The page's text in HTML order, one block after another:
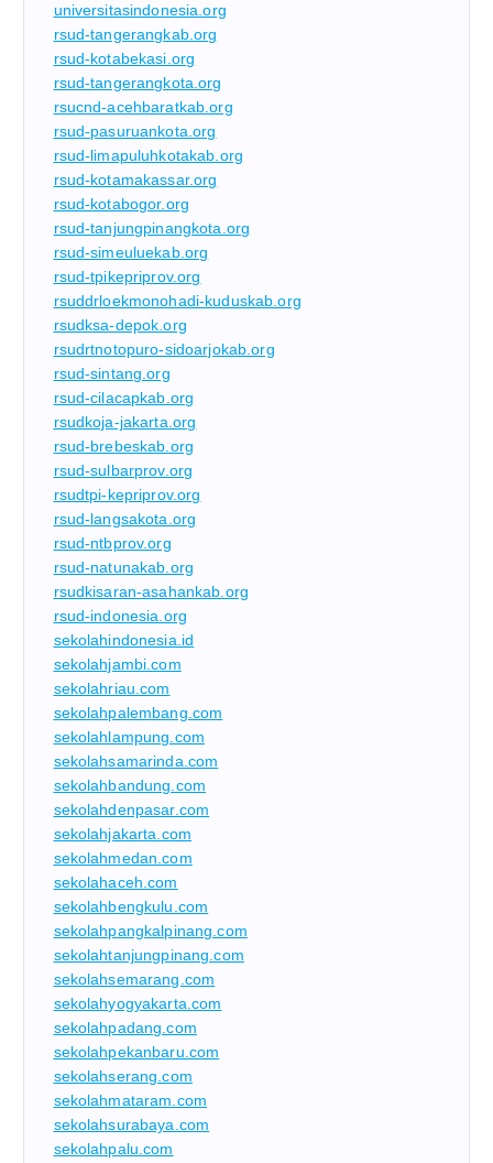
universitasindonesia.org
rsud-tangerangkab.org
rsud-kotabekasi.org
rsud-tangerangkota.org
rsucnd-acehbaratkab.org
rsud-pasuruankota.org
rsud-limapuluhkotakab.org
rsud-kotamakassar.org
rsud-kotabogor.org
rsud-tanjungpinangkota.org
rsud-simeuluekab.org
rsud-tpikepriprov.org
rsuddrloekmonohadi-kuduskab.org
rsudksa-depok.org
rsudrtnotopuro-sidoarjokab.org
rsud-sintang.org
rsud-cilacapkab.org
rsudkoja-jakarta.org
rsud-brebeskab.org
rsud-sulbarprov.org
rsudtpi-kepriprov.org
rsud-langsakota.org
rsud-ntbprov.org
rsud-natunakab.org
rsudkisaran-asahankab.org
rsud-indonesia.org
sekolahindonesia.id
sekolahjambi.com
sekolahriau.com
sekolahpalembang.com
sekolahlampung.com
sekolahsamarinda.com
sekolahbandung.com
sekolahdenpasar.com
sekolahjakarta.com
sekolahmedan.com
sekolahaceh.com
sekolahbengkulu.com
sekolahpangkalpinang.com
sekolahtanjungpinang.com
sekolahsemarang.com
sekolahyogyakarta.com
sekolahpadang.com
sekolahpekanbaru.com
sekolahserang.com
sekolahmataram.com
sekolahsurabaya.com
sekolahpalu.com